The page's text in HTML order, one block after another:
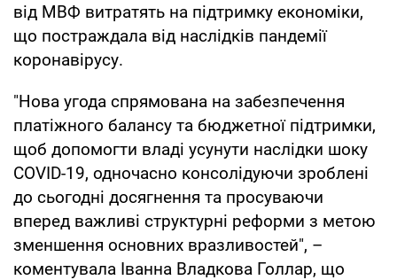
від МВФ витратять на підтримку економіки,
що постраждала від наслідків пандемії
коронавірусу.
"Нова угода спрямована на забезпечення
платіжного балансу та бюджетної підтримки,
щоб допомогти владі усунути наслідки шоку
COVID-19, одночасно консолідуючи зроблені
до сьогодні досягнення та просуваючи
вперед важливі структурні реформи з метою
зменшення основних вразливостей", –
коментувала Іванна Владкова Голлар, що